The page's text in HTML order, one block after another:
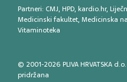
Partneri: CMJ, HPD, kardio.hr,
Medicinski fakultet, Medicinska
Vitaminoteka
© 2001-2026 PLIVA HRVATSKA
pridržana